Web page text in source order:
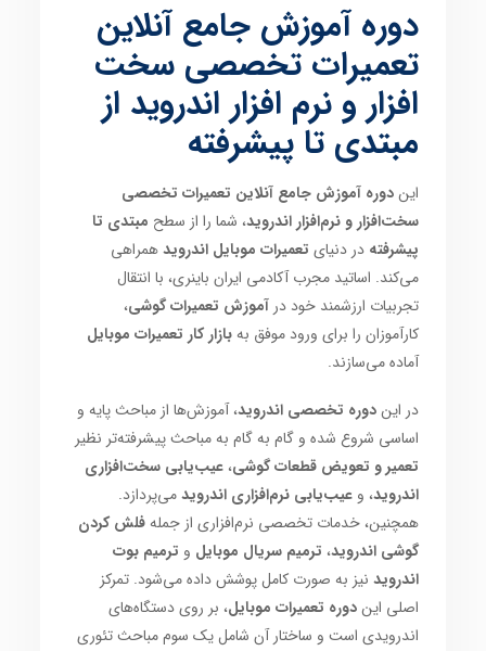
دوره آموزش جامع آنلاین
تعمیرات تخصصی سخت
افزار و نرم افزار اندروید از
مبتدی تا پیشرفته
ایندوره آموزش جامع آنلاین تعمیرات تخصصی
سخت‌افزار و نرم‌افزار اندروید، شما را از سطح مبتدی تا
پیشرفته در دنیای تعمیرات موبایل اندرویدهمراهی
می‌کند. اساتید مجرب آکادمی ایران باینری، با انتقال
تجربیات ارزشمند خود درآموزش تعمیرات گوشی،
کارآموزان را برای ورود موفق بهبازار کار تعمیرات موبایل
آماده می‌سازند.
در ایندوره تخصصی اندروید، آموزش‌ها از مباحث پایه و
اساسی شروع شده و گام به گام به مباحث پیشرفته‌تر نظیر
تعمیر و تعویض قطعات گوشی،عیب‌یابی سخت‌افزاری
اندروید، وعیب‌یابی نرم‌افزاری اندرویدمی‌پردازد.
همچنین، خدمات تخصصی نرم‌افزاری از جملهفلش کردن
گوشی اندروید، ترمیم سریال موبایل و ترمیم بوت
اندروید نیز به صورت کامل پوشش داده می‌شود. تمرکز
اصلی ایندوره تعمیرات موبایل، بر روی دستگاه‌های
اندرویدی است و ساختار آن شامل یک سوم مباحث تئوری